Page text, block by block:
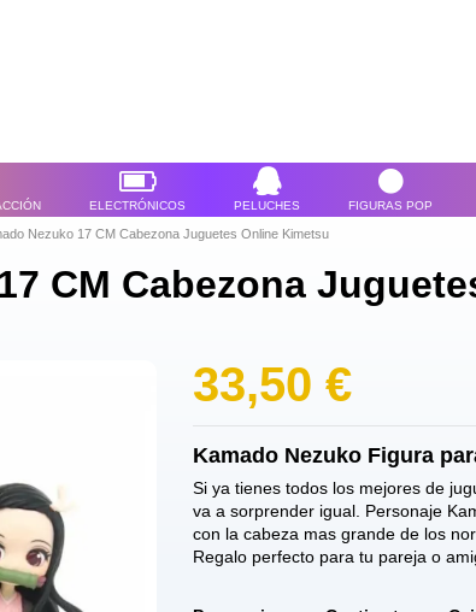
ELECTRÓNICOS PELUCHES FIGURAS POP
Nezuko 17 CM Cabezona Juguetes Online Kimetsu
CM Cabezona
33,50 €
Kamado Nezuko Figura
Si ya tienes todos los mejores de
va a sorprender igual. Personaje
con la cabeza mas grande de los
Regalo perfecto para tu pareja o